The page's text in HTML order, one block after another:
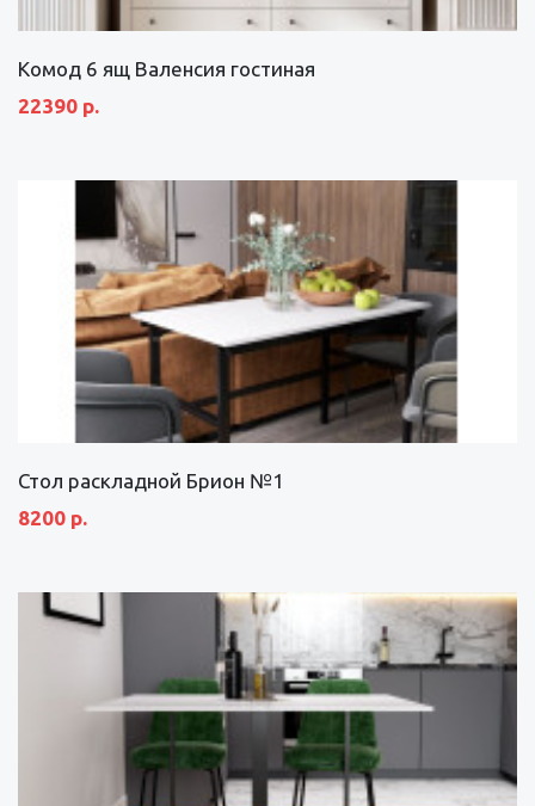
Комод 6 ящ Валенсия гостиная
22390 р.
Стол раскладной Брион №1
8200 р.